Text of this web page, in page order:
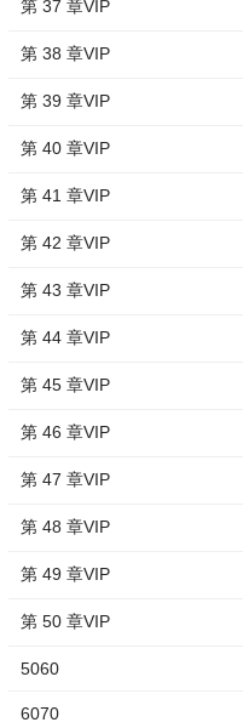
第 37 章VIP
第 38 章VIP
第 39 章VIP
第 40 章VIP
第 41 章VIP
第 42 章VIP
第 43 章VIP
第 44 章VIP
第 45 章VIP
第 46 章VIP
第 47 章VIP
第 48 章VIP
第 49 章VIP
第 50 章VIP
5060
6070